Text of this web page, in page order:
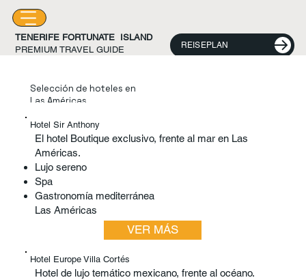
REISEPLAN
TENERIFE FORTUNATE ISLAND
PREMIUM TRAVEL GUIDE
Selección de hoteles en
Las Américas
Hotel Sir Anthony
El hotel Boutique exclusivo, frente al mar en Las
Américas.
Lujo sereno
Spa
Gastronomía mediterránea
Las Américas
VER MÁS
Hotel Europe Villa Cortés
Hotel de lujo temático mexicano, frente al océano.